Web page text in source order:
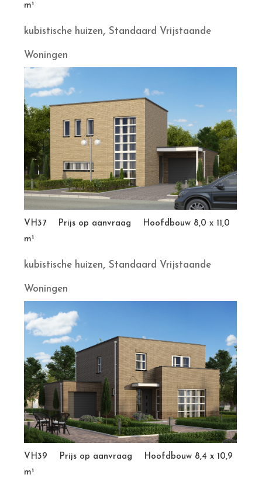
m¹
kubistische huizen, Standaard Vrijstaande
Woningen
VH37 Prijs op aanvraag Hoofdbouw 8,0 x 11,0
m¹
kubistische huizen, Standaard Vrijstaande
Woningen
VH39 Prijs op aanvraag Hoofdbouw 8,4 x 10,9
m¹